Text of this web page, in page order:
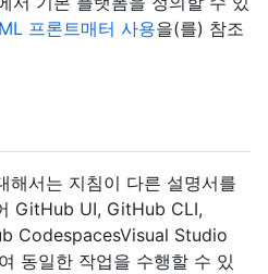
프론트매터 사용을(를) 참조
해서는 지침이 다른 설명서를
GitHub UI, GitHub CLI,
CodespacesVisual Studio
동일한 작업을 수행할 수 있